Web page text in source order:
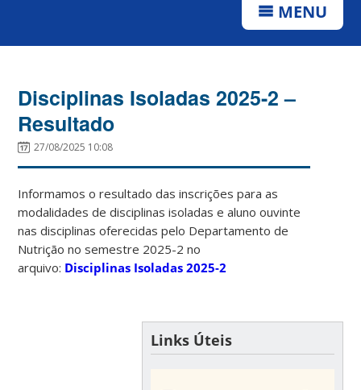
MENU
Disciplinas Isoladas 2025-2 –
Resultado
27/08/2025 10:08
Informamos o resultado das inscrições para as
modalidades de disciplinas isoladas e aluno ouvinte
nas disciplinas oferecidas pelo Departamento de
Nutrição no semestre 2025-2 no
arquivo: Disciplinas Isoladas 2025-2
Links Úteis